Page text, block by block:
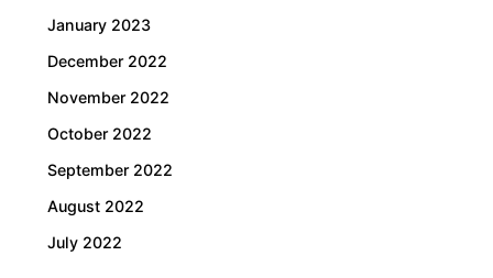
January 2023
December 2022
November 2022
October 2022
September 2022
August 2022
July 2022